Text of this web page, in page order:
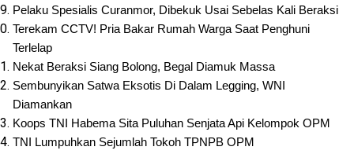
Pelaku Spesialis Curanmor, Dibekuk Usai Sebelas Kali Beraksi
Terekam CCTV! Pria Bakar Rumah Warga Saat Penghuni
Terlelap
Nekat Beraksi Siang Bolong, Begal Diamuk Massa
Sembunyikan Satwa Eksotis Di Dalam Legging, WNI
Diamankan
Koops TNI Habema Sita Puluhan Senjata Api Kelompok OPM
TNI Lumpuhkan Sejumlah Tokoh TPNPB OPM